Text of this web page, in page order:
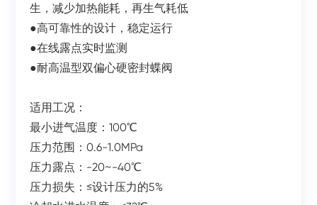
生，减少加热能耗，再生气耗低
●高可靠性的设计，稳定运行
●在线露点实时监测
●耐高温型双偏心硬密封蝶阀
适用工况：
最小进气温度：100℃
压力范围：0.6-1.0MPa
压力露点：-20~-40℃
压力损失：≤设计压力的5%